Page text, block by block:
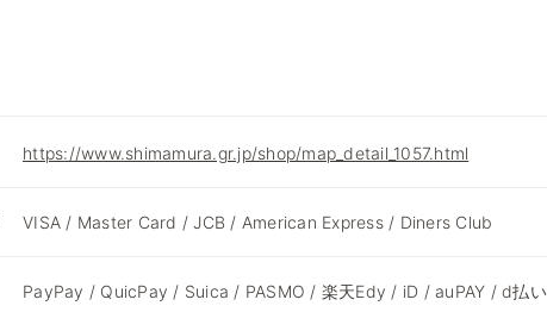
https://www.shimamura.gr.jp/shop/map_detail_1057.html
VISA / Master Card / JCB / American Express / Diners Club
PayPay / QuicPay / Suica / PASMO / 楽天Edy / iD / auPAY / d払い